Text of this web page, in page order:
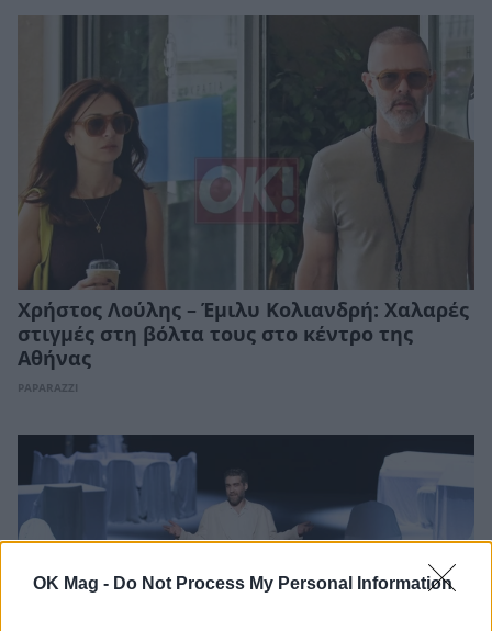
OK Mag - Do Not Process My Personal Information
Χρήστος Λούλης – Έμιλυ Κολιανδρή: Χαλαρές
στιγμές στη βόλτα τους στο κέντρο της
Αθήνας
PAPARAZZI